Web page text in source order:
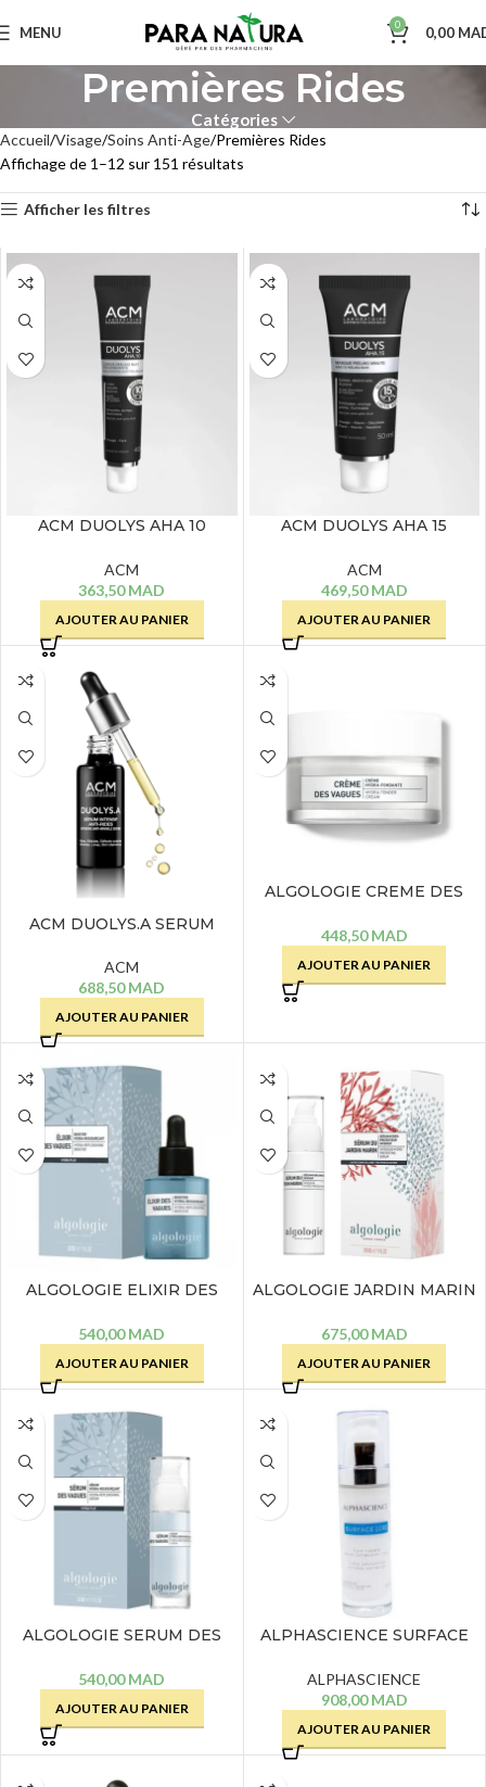
MENU 0 0,00
Premières Rides
Catégories
Accueil Visage Soins Anti-Age Premières Rides
Affichage de 1–12 sur 151 résultats
Afficher les filtres
ACM DUOLYS AHA 10
REGENERANTE – 50 ML
ACM
363,50MAD
AJOUTER AU PANIER
ACM DUOLYS AHA 15
– 50 ML
ACM
469,50MAD
AJOUTER AU PANIER
ACM DUOLYS.A SERUM
ACM
688,50MAD
AJOUTER AU PANIER
ALGOLOGIE CREME DES
FONDANTE – 50 ML
448,50MAD
AJOUTER AU PANIER
ALGOLOGIE ELIXIR DES
RESSOURCANT – 30 ML
540,00MAD
AJOUTER AU PANIER
ALGOLOGIE JARDIN MARIN
PROTECTEUR INTENSIF –
675,00MAD
AJOUTER AU PANIER
ALGOLOGIE SERUM DES
RESSOURCANT – 30 ML
540,00MAD
AJOUTER AU PANIER
ALPHASCIENCE SURFACE
ALPHASCIENCE
908,00MAD
AJOUTER AU PANIER